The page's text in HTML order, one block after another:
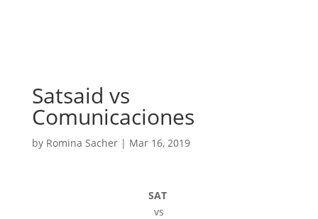
Satsaid vs
Comunicaciones
by Romina Sacher| Mar 16, 2019
SAT
vs